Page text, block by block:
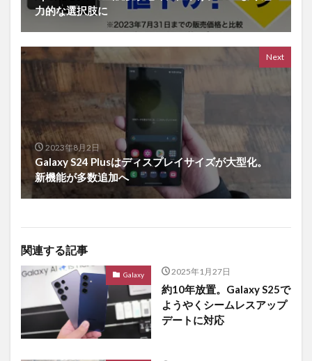
力的な選択肢に
Next
2023年8月2日
Galaxy S24 Plusはディスプレイサイズが大型化。
新機能が多数追加へ
関連する記事
Galaxy 2025年1月27日
約10年放置。Galaxy S25で
ようやくシームレスアップ
デートに対応